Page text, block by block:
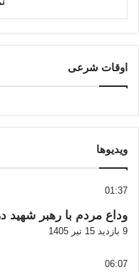
اوقات شرعی
ویدیوها
01:37
وداع مردم با رهبر شهید
9 بازدید 15 تیر 1405
06:07